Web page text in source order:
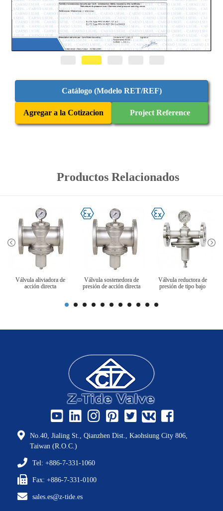
Catálogo (Modelo RET/REF)
Agregar a la Cotizacion Project Reference
Productos Relacionados
Válvula aliviadora de
acción directa
Válvula sostenedora de
presión de acción directa
Válvula reductora de
presión de tipo bajo
No.40, Jialing St., Qianzhen Dist., Kaohsiung City 806,
Taiwan (R.O.C.)
Tel: +886-7-331-1060
Fax: +886-7-331-0100
sales.es@z-tide.es